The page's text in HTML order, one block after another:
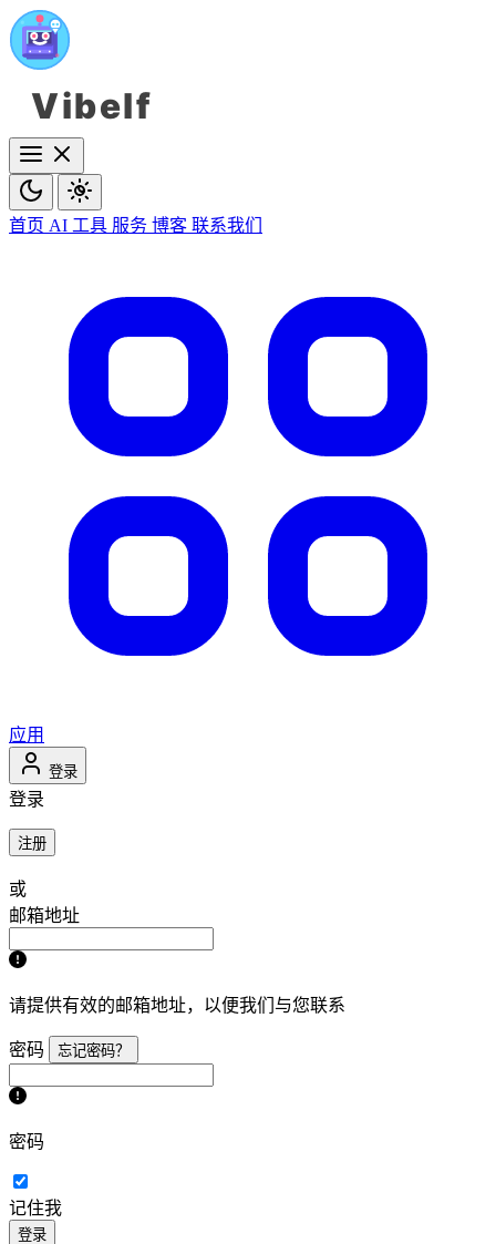
Vibelf
首页 AI 工具 服务 博客 联系我们
应用
登录
登录
注册
或
邮箱地址
请提供有效的邮箱地址，以便我们与您联系
密码 忘记密码？
密码
记住我
登录